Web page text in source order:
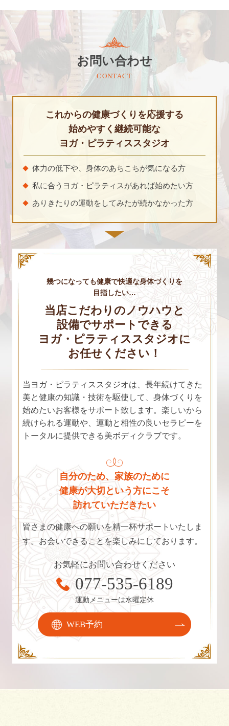
お問い合わせ
CONTACT
これからの健康づくりを応援する
始めやすく継続可能な
ヨガ・ピラティススタジオ
体力の低下や、身体のあちこちが気になる方
私に合うヨガ・ピラティスがあれば始めたい方
ありきたりの運動をしてみたが続かなかった方
幾つになっても健康で快適な身体づくりを
目指したい…
当店こだわりのノウハウと
設備でサポートできる
ヨガ・ピラティススタジオに
お任せください！
当ヨガ・ピラティススタジオは、長年続けてきた
美と健康の知識・技術を駆使して、身体づくりを
始めたいお客様をサポート致します。楽しいから
続けられる運動や、運動と相性の良いセラピーを
トータルに提供できる美ボディクラブです。
自分のため、家族のために
健康が大切という方にこそ
訪れていただきたい
皆さまの健康への願いを精一杯サポートいたしま
す。お会いできることを楽しみにしております。
お気軽にお問い合わせください
077-535-6189
運動メニューは水曜定休
WEB予約